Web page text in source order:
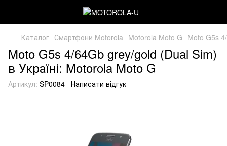
Каталог Смартфони Motorola Motorola Moto G Moto G5s
Moto G5s 4/64Gb grey/gold (Dual Sim)
в Україні: Motorola Moto G
Артикул: SP0084 Написати відгук